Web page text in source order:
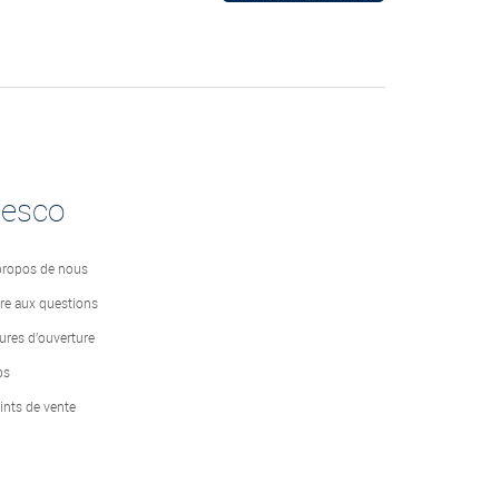
de nous
aux questions
d’ouverture
de vente